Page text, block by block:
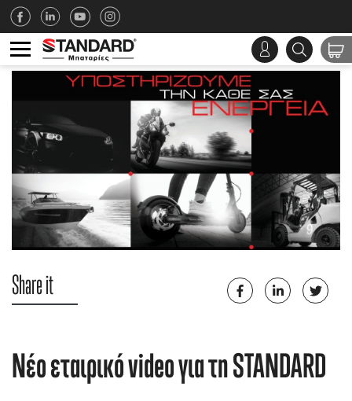
Share it
Νέο εταιρικό video για τη STANDARD